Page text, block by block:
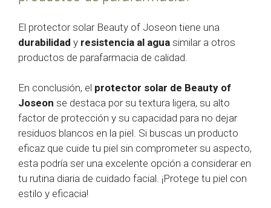
El protector solar Beauty of Joseon tiene una
durabilidad y resistencia al agua similar a otros
productos de parafarmacia de calidad.
En conclusión, el protector solar de Beauty of
Joseon se destaca por su textura ligera, su alto
factor de protección y su capacidad para no dejar
residuos blancos en la piel. Si buscas un producto
eficaz que cuide tu piel sin comprometer su aspecto,
esta podría ser una excelente opción a considerar en
tu rutina diaria de cuidado facial. ¡Protege tu piel con
estilo y eficacia!